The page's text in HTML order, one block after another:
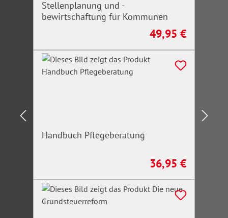
Stellenplanung und -
bewirtschaftung für Kommunen
Regulärer Preis:
49,95 €
Handbuch Pflegeberatung
Regulärer Preis:
36,95 €